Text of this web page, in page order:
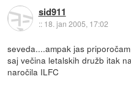
sid911
:: 18. jan 2005, 17:02
seveda....ampak jas
saj večina letalskih družb itak
naročila ILFC